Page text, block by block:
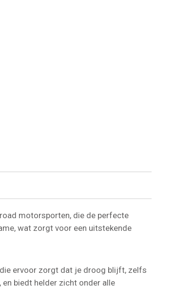
motorsporten, die de perfecte
wat zorgt voor een uitstekende
ervoor zorgt dat je droog blijft, zelfs
biedt helder zicht onder alle